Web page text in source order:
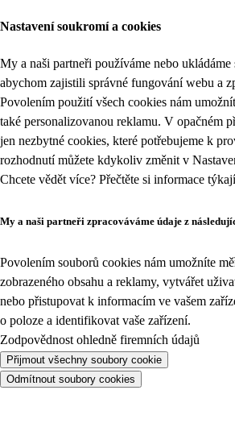
Nastavení soukromí a cookies
My a naši partneři používáme nebo ukládáme
abychom zajistili správné fungování webu a
Povolením použití všech cookies nám
také personalizovanou reklamu. V opačném
jen nezbytné cookies, které potřebujeme k
rozhodnutí můžete kdykoliv změnit v
Chcete vědět více? Přečtěte si informace
My a naši partneři zpracováváme údaje z
Povolením souborů cookies nám umožníte
zobrazeného obsahu a reklamy, vytvářet
nebo přistupovat k informacím ve vašem
o poloze a identifikovat vaše zařízení.
Zodpovědnost ohledně firemních údajů
Přijmout všechny soubory cookie
Odmítnout soubory cookies